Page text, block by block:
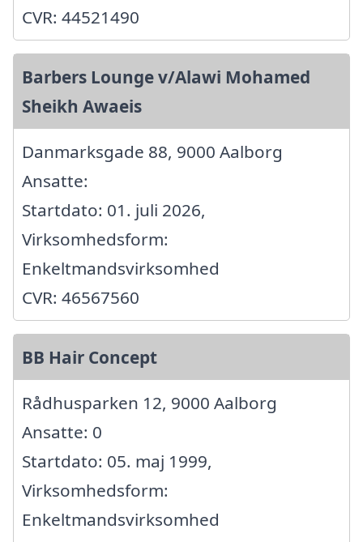
CVR: 44521490
Barbers Lounge v/Alawi Mohamed
Sheikh Awaeis
Danmarksgade 88, 9000 Aalborg
Ansatte:
Startdato: 01. juli 2026,
Virksomhedsform:
Enkeltmandsvirksomhed
CVR: 46567560
BB Hair Concept
Rådhusparken 12, 9000 Aalborg
Ansatte: 0
Startdato: 05. maj 1999,
Virksomhedsform:
Enkeltmandsvirksomhed